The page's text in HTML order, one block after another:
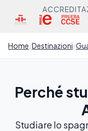
Home Destinazioni
Perché
Studiare lo